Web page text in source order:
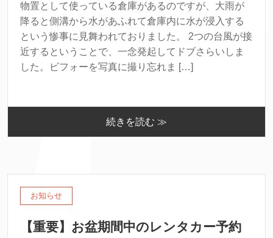
物置として使っている倉庫があるのですが、大雨が
降ると側溝から水があふれて倉庫内に水が浸入する
という惨事に見舞われておりました。 2つの台風が接
近するということで、一念発起してドブさらいしま
した。ビフォーを写真に撮り忘れま […]
続きを読む ≫
お知らせ
【重要】お盆期間中のレンタカー予約